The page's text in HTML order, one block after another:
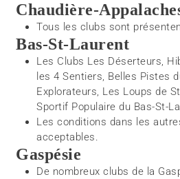
Chaudière-
Tous les clubs sont
Bas-St-Laurent
Les Clubs Les Déserteurs,
les 4 Sentiers, Belles Pistes
Explorateurs, Les Loups de
Sportif Populaire du Bas-St-
Les conditions dans les
acceptables.
Gaspésie
De nombreux clubs de la